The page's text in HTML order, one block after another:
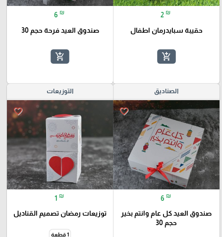
2 ₪
حقيبة سبايدرمان اطفال
add_shopping_cart
6 ₪
صندوق العيد فرحة حجم 30
add_shopping_cart
الصناديق
favorite_border
6 ₪
صندوق العيد كل عام وانتم بخير
حجم 30
التوزيعات
favorite_border
1 ₪
توزيعات رمضان تصميم القناديل
1 قطعة